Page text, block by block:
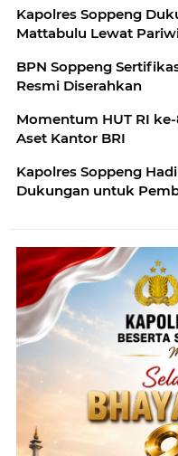
Kapolres Soppeng
Mattabulu Lewat
BPN Soppeng
Resmi Diserahkan
Momentum HUT RI
Aset Kantor BRI
Kapolres Soppeng
Dukungan untuk